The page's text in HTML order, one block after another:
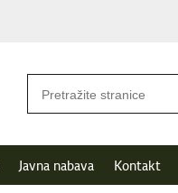
Javna nabava Kontakt